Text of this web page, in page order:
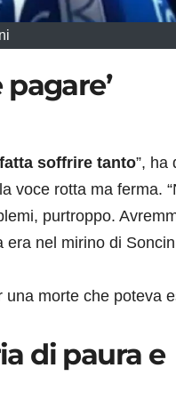
soffrire tanto”, ha
voce rotta ma ferma.
purtroppo.
nel mirino di
morte che poteva
di paura e